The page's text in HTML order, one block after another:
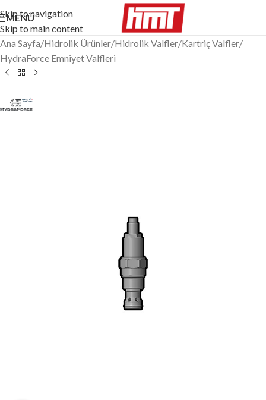
Skip to navigation
Skip to main content
MENÜ
Ana Sayfa/Hidrolik Ürünler/Hidrolik Valfler/Kartriç Valfler/
HydraForce Emniyet Valfleri